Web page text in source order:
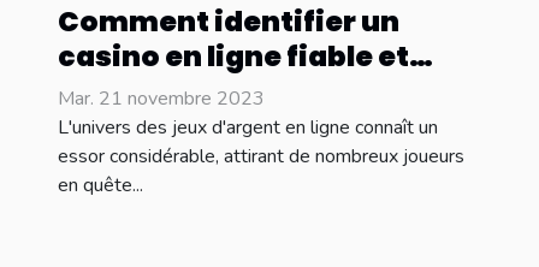
Comment identifier un
casino en ligne fiable et
sécurisé ?
Mar. 21 novembre 2023
L'univers des jeux d'argent en ligne connaît un
essor considérable, attirant de nombreux joueurs
en quête...